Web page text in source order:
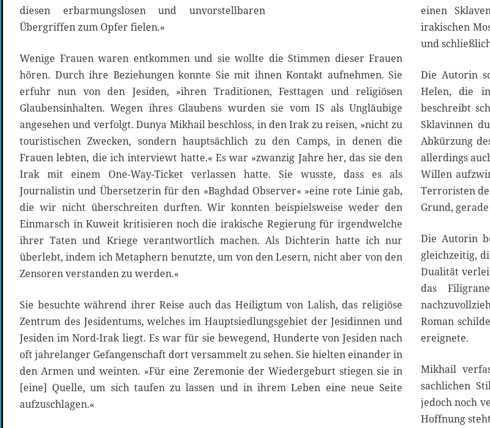
diesen erbarmungslosen und unvorstellbaren
Übergriffen zum Opfer fielen.«
Wenige Frauen waren entkommen und sie wollte die Stimmen dieser Frauen
hören. Durch ihre Beziehungen konnte Sie mit ihnen Kontakt aufnehmen. Sie
erfuhr nun von den Jesiden, »ihren Traditionen, Festtagen und religiösen
Glaubensinhalten. Wegen ihres Glaubens wurden sie vom IS als Ungläubige
angesehen und verfolgt. Dunya Mikhail beschloss, in den Irak zu reisen, »nicht zu
touristischen Zwecken, sondern hauptsächlich zu den Camps, in denen die
Frauen lebten, die ich interviewt hatte.« Es war »zwanzig Jahre her, das sie den
Irak mit einem One-Way-Ticket verlassen hatte. Sie wusste, dass es als
Journalistin und Übersetzerin für den »Baghdad Observer« »eine rote Linie gab,
die wir nicht überschreiten durften. Wir konnten beispielsweise weder den
Einmarsch in Kuweit kritisieren noch die irakische Regierung für irgendwelche
ihrer Taten und Kriege verantwortlich machen. Als Dichterin hatte ich nur
überlebt, indem ich Metaphern benutzte, um von den Lesern, nicht aber von den
Zensoren verstanden zu werden.«
Sie besuchte während ihrer Reise auch das Heiligtum von Lalish, das religiöse
Zentrum des Jesidentums, welches im Hauptsiedlungsgebiet der Jesidinnen und
Jesiden im Nord-Irak liegt. Es war für sie bewegend, Hunderte von Jesiden nach
oft jahrelanger Gefangenschaft dort versammelt zu sehen. Sie hielten einander in
den Armen und weinten. »Für eine Zeremonie der Wiedergeburt stiegen sie in
[eine] Quelle, um sich taufen zu lassen und in ihrem Leben eine neue Seite
aufzuschlagen.«
einen
irakischen
und
Die Autorin
Helen, die
beschreibt
Sklavinnen
Abkürzung
allerdings
Willen
Terroristen
Grund,
Die Autorin
gleichzeitig,
Dualität
das
Roman
ereignete.
Mikhail
sachlichen
jedoch noch
Hoffnung